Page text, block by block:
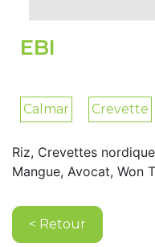
EBI
Calmar Crevette
Riz, Crevettes
Mangue, Avocat, Won
< Retour